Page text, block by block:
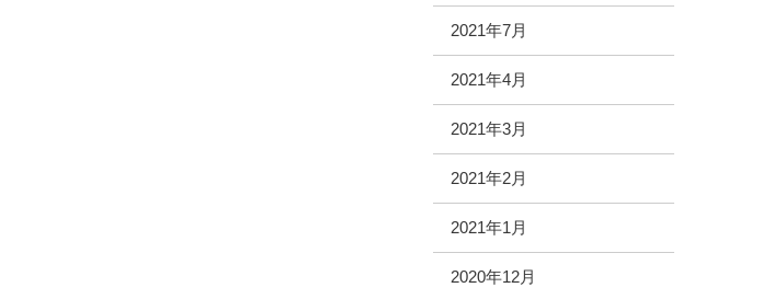
2021年7月
2021年4月
2021年3月
2021年2月
2021年1月
2020年12月